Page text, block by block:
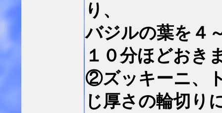
り、
バジルの葉を４
１０分ほどおき
②ズッキーニ、
じ厚さの輪切り